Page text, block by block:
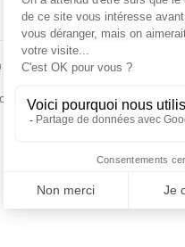
la
Fiches conseils
Insecte